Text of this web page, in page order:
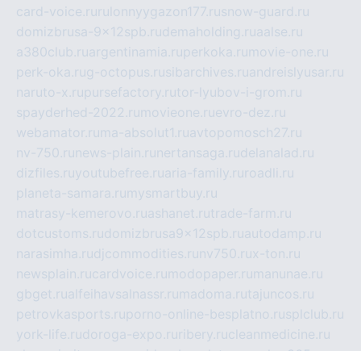
card-voice.ru rulonnyygazon177.rusnow-guard.ru
domizbrusa-9x12spb.rudemaholding.ruaalse.ru
a380club.ruargentinamia.ruperkoka.ru movie-one.ru
perk-oka.rug-octopus.rusibarchives.ruandreislyusar.ru
naruto-x.rupursefactory.rutor-lyubov-i-grom.ru
spayderhed-2022.ru movieone.ruevro-dez.ru
webamator.ru ma-absolut1.ruavtopomosch27.ru
nv-750.ru news-plain.ru nertansaga.rudelanalad.ru
dizfiles.ruyoutubefree.ruaria-family.ru roadli.ru
planeta-samara.ru mysmartbuy.ru
matrasy-kemerovo.ruashanet.rutrade-farm.ru
dotcustoms.rudomizbrusa9x12spb.ruautodamp.ru
narasimha.rudjcommodities.ru nv750.rux-ton.ru
newsplain.rucardvoice.ru modopaper.ru manunae.ru
gbget.rualfeihavsalnassr.ru madoma.rutajuncos.ru
petrovkasports.ruporno-online-besplatno.rusplclub.ru
york-life.rudoroga-expo.ru ribery.rucleanmedicine.ru